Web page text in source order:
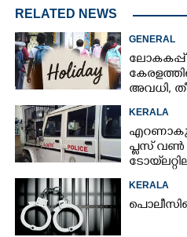
RELATED NEWS
GENERAL
ലോകകപ്പ്
അവധി,
KERALA
പ്ലസ് വൺ
KERALA